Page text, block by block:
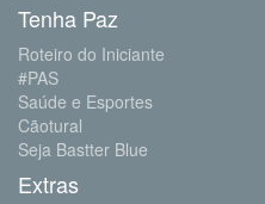
Tenha Paz
Roteiro do Iniciante
#PAS
Saúde e Esportes
Cãotural
Seja Bastter Blue
Extras